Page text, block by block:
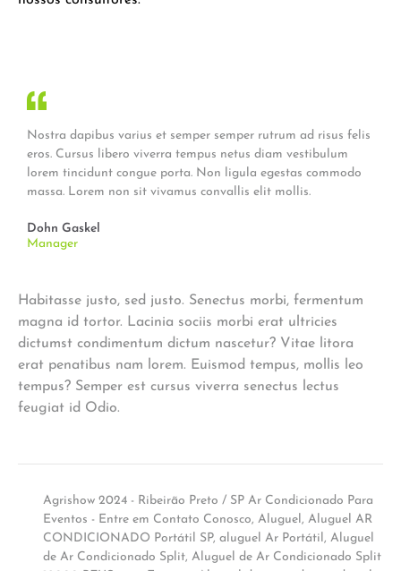
Nostra dapibus varius et semper semper rutrum ad risus felis
eros. Cursus libero viverra tempus netus diam vestibulum
lorem tincidunt congue porta. Non ligula egestas commodo
massa. Lorem non sit vivamus convallis elit mollis.
Dohn Gaskel
Manager
Habitasse justo, sed justo. Senectus morbi, fermentum
magna id tortor. Lacinia sociis morbi erat ultricies
dictumst condimentum dictum nascetur? Vitae litora
erat penatibus nam lorem. Euismod tempus, mollis leo
tempus? Semper est cursus viverra senectus lectus
feugiat id Odio.
Agrishow 2024 - Ribeirão Preto / SP Ar Condicionado Para
Eventos - Entre em Contato Conosco, Aluguel , Aluguel AR
CONDICIONADO Portátil SP, aluguel Ar Portátil , Aluguel
de Ar Condicionado Split, Aluguel de Ar Condicionado Split